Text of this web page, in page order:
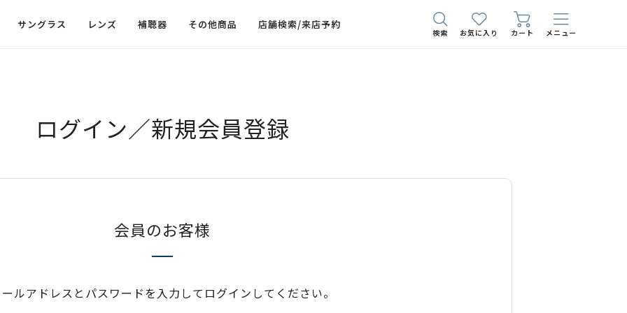
サングラス レンズ 補聴器 その他商品 店舗検索/来店予約
検索 お気に入り カート メニュー
ログイン／新規会員登録
会員のお客様
ルアドレスとパスワードを入力してログインしてください。